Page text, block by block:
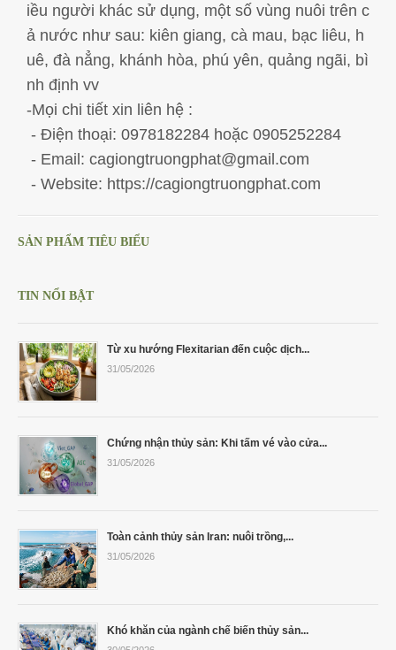
iều người khác sử dụng, một số vùng nuôi trên c
ả nước như sau: kiên giang, cà mau, bạc liêu, h
uê, đà nẳng, khánh hòa, phú yên, quảng ngãi, bì
nh định vv
-Mọi chi tiết xin liên hệ :
- Điện thoại: 0978182284 hoặc 0905252284
- Email: cagiongtruongphat@gmail.com
- Website: https://cagiongtruongphat.com
SẢN PHẨM TIÊU BIỂU
TIN NỔI BẬT
Từ xu hướng Flexitarian đến cuộc dịch...
31/05/2026
Chứng nhận thủy sản: Khi tấm vé vào cửa...
31/05/2026
Toàn cảnh thủy sản Iran: nuôi trồng,...
31/05/2026
Khó khăn của ngành chế biến thủy sản...